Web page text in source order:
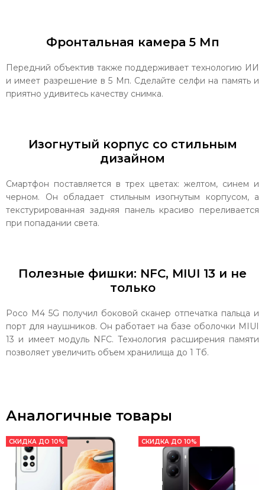
Фронтальная камера 5 Мп
Передний объектив также поддерживает технологию ИИ
и имеет разрешение в 5 Мп. Сделайте селфи на память и
приятно удивитесь качеству снимка.
Изогнутый корпус со стильным
дизайном
Смартфон поставляется в трех цветах: желтом, синем и
черном. Он обладает стильным изогнутым корпусом, а
текстурированная задняя панель красиво переливается
при попадании света.
Полезные фишки: NFC, MIUI 13 и не
только
Poco M4 5G получил боковой сканер отпечатка пальца и
порт для наушников. Он работает на базе оболочки MIUI
13 и имеет модуль NFC. Технология расширения памяти
позволяет увеличить объем хранилища до 1 Тб.
Аналогичные товары
СКИДКА ДО 10% СКИДКА ДО 10%